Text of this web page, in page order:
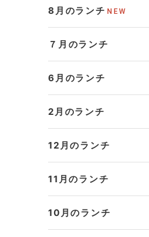
8月のランチ
７月のランチ
6月のランチ
2月のランチ
12月のランチ
11月のランチ
10月のランチ